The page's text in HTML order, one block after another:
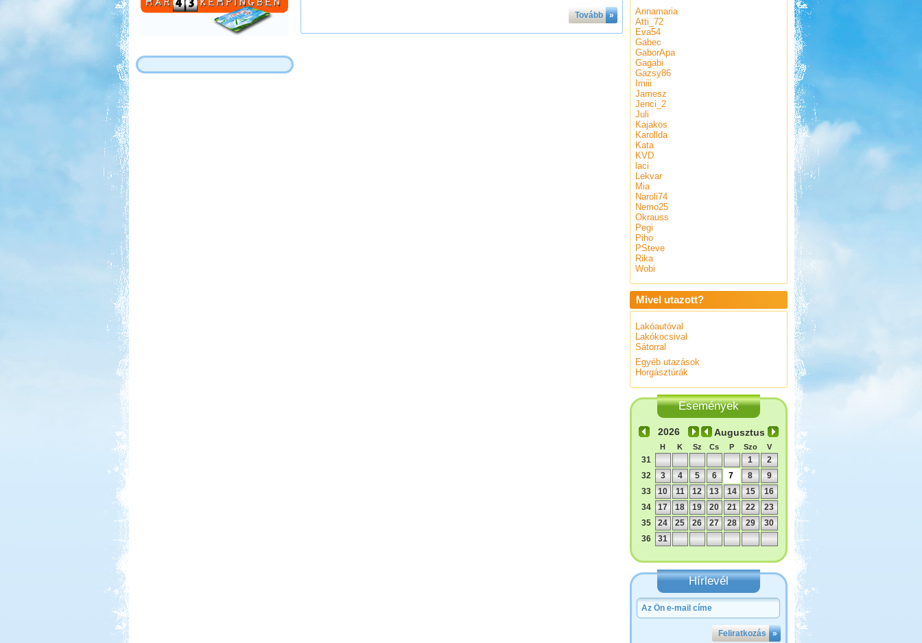
Tovább »
Annamaria
Atti_72
Eva54
Gabec
GaborApa
Gagabi
Gazsy86
Imiii
Jamesz
Jenci_2
Juli
Kajakos
Karollda
Kata
KVD
laci
Lekvar
Mia
Naroli74
Nemo25
Okrauss
Pegi
Piho
PSteve
Rika
Wobi
Mivel utazott?
Lakóautóval
Lakókocsival
Sátorral
Egyéb utazások
Horgásztúrák
Események
Augusztus
H K Sz Cs P Szo V
31 1
2
32
3 4 5 6 7 8
9
33
10 11 12 13 14 15
16
34
17 18 19 20 21 22
23
35
24 25 26 27 28 29
30
36
31
Hírlevél
Feliratkozás »